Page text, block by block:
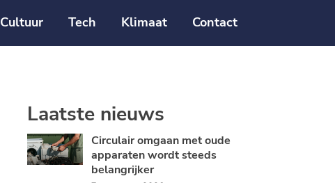
Cultuur Tech Klimaat Contact
Laatste nieuws
Circulair omgaan met oude
apparaten wordt steeds
belangrijker